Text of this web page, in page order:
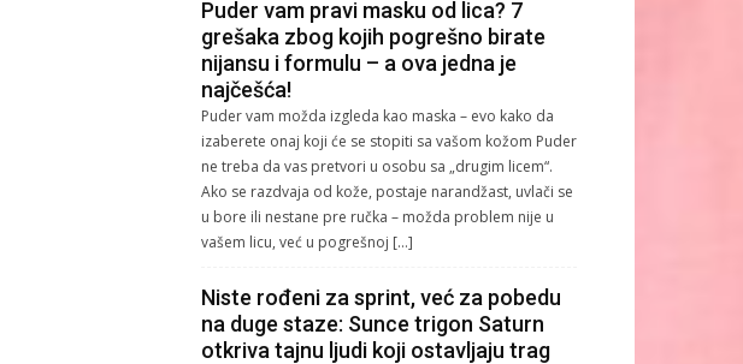
Puder vam pravi masku od lica? 7
grešaka zbog kojih pogrešno birate
nijansu i formulu – a ova jedna je
najčešća!
Puder vam možda izgleda kao maska – evo kako da
izaberete onaj koji će se stopiti sa vašom kožom Puder
ne treba da vas pretvori u osobu sa „drugim licem“.
Ako se razdvaja od kože, postaje narandžast, uvlači se
u bore ili nestane pre ručka – možda problem nije u
vašem licu, već u pogrešnoj […]
Niste rođeni za sprint, već za pobedu
na duge staze: Sunce trigon Saturn
otkriva tajnu ljudi koji ostavljaju trag